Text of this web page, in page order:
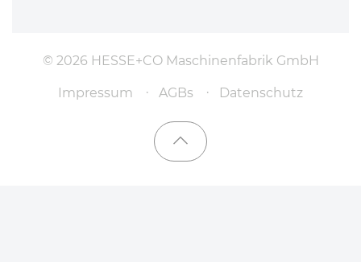
© 2026 HESSE+CO Maschinenfabrik GmbH
Impressum AGBs Datenschutz
Nach oben scrollen